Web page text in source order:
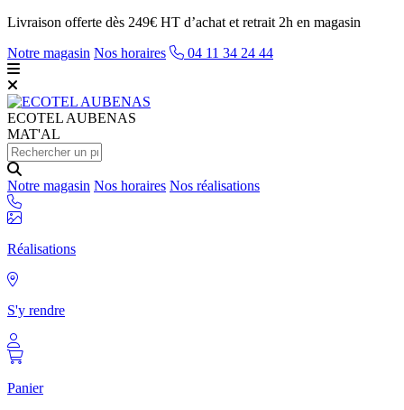
Livraison offerte dès 249€ HT d’achat et retrait 2h en magasin
Notre magasin Nos horaires 04 11 34 24 44
ECOTEL AUBENAS
MAT'AL
Notre magasin Nos horaires Nos réalisations
Réalisations
S'y rendre
Panier